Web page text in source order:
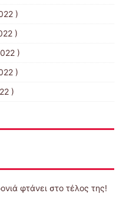
)
)
)
)
)
φτάνει στο τέλος της!